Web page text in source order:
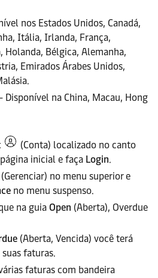
nos Estados Unidos, Canadá,
Itália, Irlanda, França,
Holanda, Bélgica, Alemanha,
Emirados Árabes Unidos,
Disponível na China, Macau, Hong
(Conta) localizado no canto
inicial e faça Login.
(Gerenciar) no menu superior e
no menu suspenso.
na guia Open (Aberta), Overdue
(Aberta, Vencida) você terá
faturas.
faturas com bandeira